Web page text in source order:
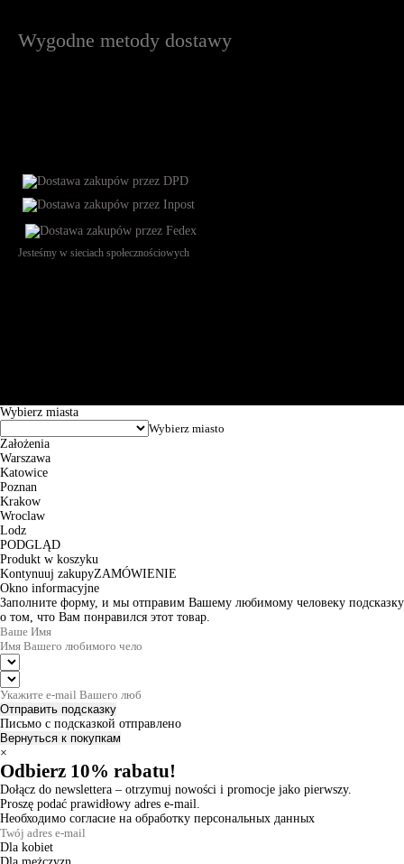
Wygodne metody dostawy
Jesteśmy w sieciach społecznościowych
Wybierz miasta
Założenia
Warszawa
Katowice
Poznan
Krakow
Wroclaw
Lodz
PODGLĄD
Produkt w koszyku
Kontynuuj zakupyZAMÓWIENIE
Okno informacyjne
Заполните форму, и мы отправим Вашему любимому человеку подсказку
о том, что Вам понравился этот товар.
Отправить подсказку
Письмо с подсказкой отправлено
Вернуться к покупкам
×
Odbierz 10% rabatu!
Dołącz do newslettera – otrzymuj nowości i promocje jako pierwszy.
Proszę podać prawidłowy adres e-mail.
Необходимо согласие на обработку персональных данных
Dla kobiet